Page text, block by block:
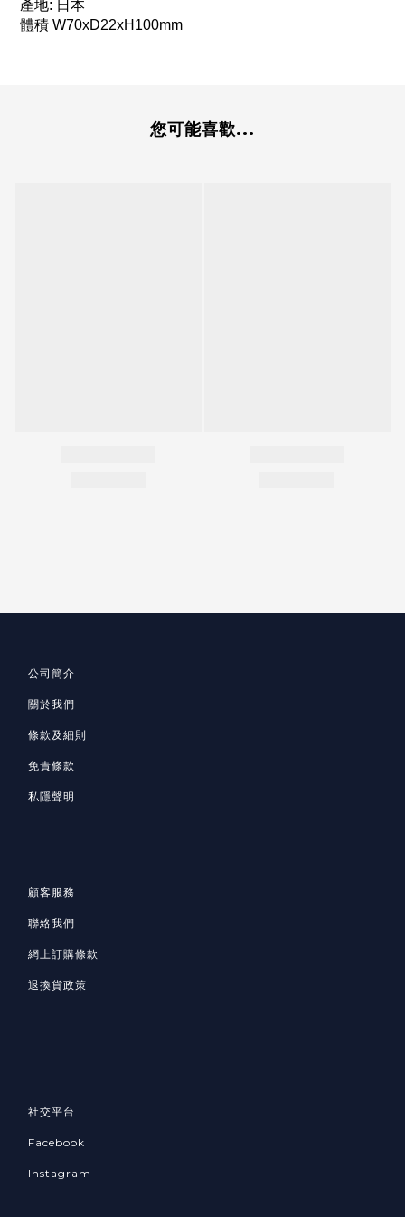
產地: 日本
體積 W70xD22xH100mm
您可能喜歡...
公司簡介
關於我們
條款及細則
免責條款
私隱聲明
顧客服務
聯絡我們
網上訂購條款
退換貨政策
社交平台
Facebook
Instagram